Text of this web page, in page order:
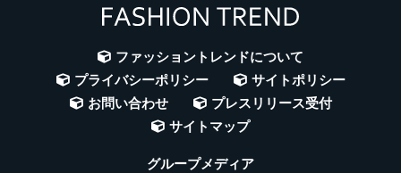
ファッショントレンドについて
プライバシーポリシー
サイトポリシー
お問い合わせ
プレスリリース受付
サイトマップ
グループメディア